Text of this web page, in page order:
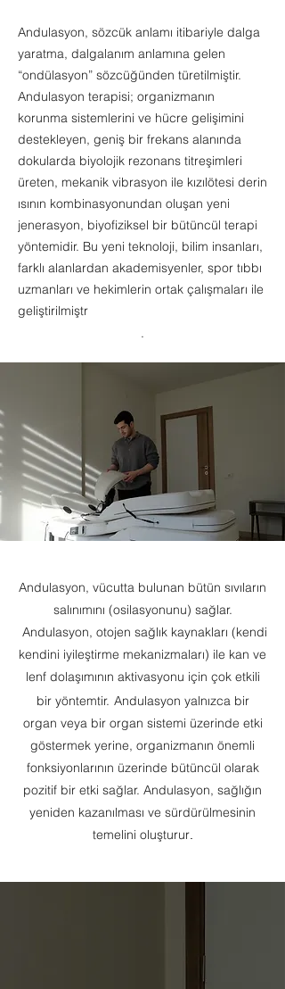
Andulasyon, sözcük anlamı itibariyle dalga
yaratma, dalgalanım anlamına gelen
“ondülasyon” sözcüğünden türetilmiştir.
Andulasyon terapisi; organizmanın
korunma sistemlerini ve hücre gelişimini
destekleyen, geniş bir frekans alanında
dokularda biyolojik rezonans titreşimleri
üreten, mekanik vibrasyon ile kızılötesi derin
ısının kombinasyonundan oluşan yeni
jenerasyon, biyofiziksel bir bütüncül terapi
yöntemidir. Bu yeni teknoloji, bilim insanları,
farklı alanlardan akademisyenler, spor tıbbı
uzmanları ve hekimlerin ortak çalışmaları ile
geliştirilmiştr
.
Andulasyon, vücutta bulunan bütün sıvıların
salınımını (osilasyonunu) sağlar.
Andulasyon, otojen sağlık kaynakları (kendi
kendini iyileştirme mekanizmaları) ile kan ve
lenf dolaşımının aktivasyonu için çok etkili
bir yöntemtir. Andulasyon yalnızca bir
organ veya bir organ sistemi üzerinde etki
göstermek yerine, organizmanın önemli
fonksiyonlarının üzerinde bütüncül olarak
pozitif bir etki sağlar. Andulasyon, sağlığın
yeniden kazanılması ve sürdürülmesinin
temelini oluşturur.